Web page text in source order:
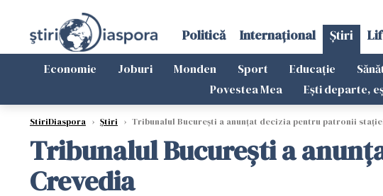
Politică Internațional Știri
Economie Joburi Monden Sport Educație
Povestea Mea
Ești departe,
StiriDiaspora › Știri › Tribunalul București a anunțat decizia pentru patronii
Tribunalul București a
Crevedia